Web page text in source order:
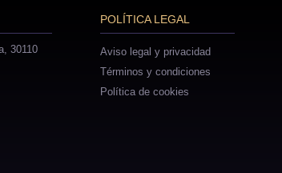
30110
POLÍTICA LEGAL
Aviso legal y privacidad
Términos y condiciones
Política de cookies